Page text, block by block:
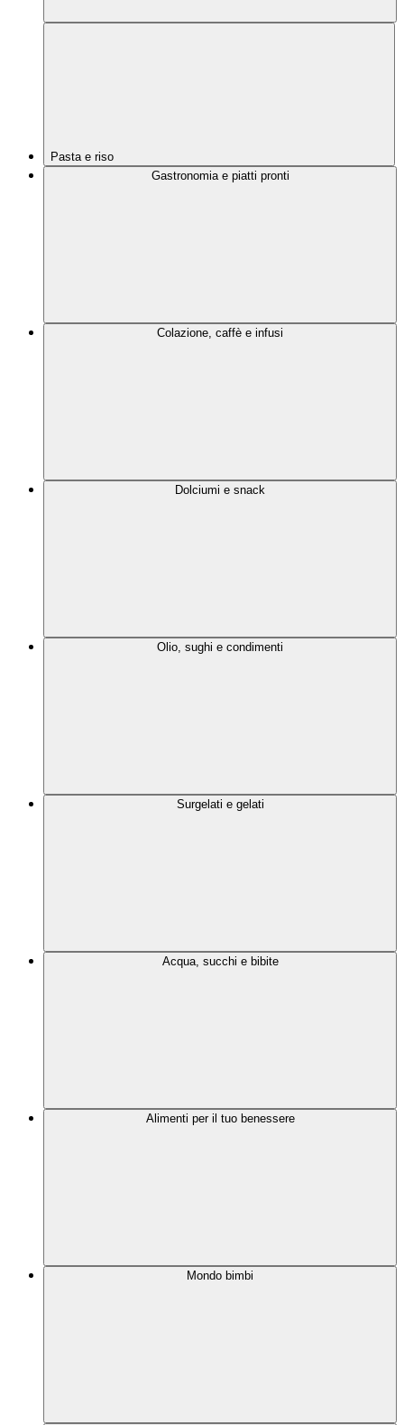
Pasta e riso
Gastronomia e piatti pronti
Colazione, caffè e infusi
Dolciumi e snack
Olio, sughi e condimenti
Surgelati e gelati
Acqua, succhi e bibite
Alimenti per il tuo benessere
Mondo bimbi